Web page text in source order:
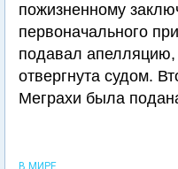
пожизненному
первоначального
подавал
отвергнута судом.
Меграхи была
В МИРЕ